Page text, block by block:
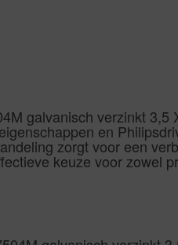
galvanisch verzinkt
en
zorgt voor een
keuze voor zowel